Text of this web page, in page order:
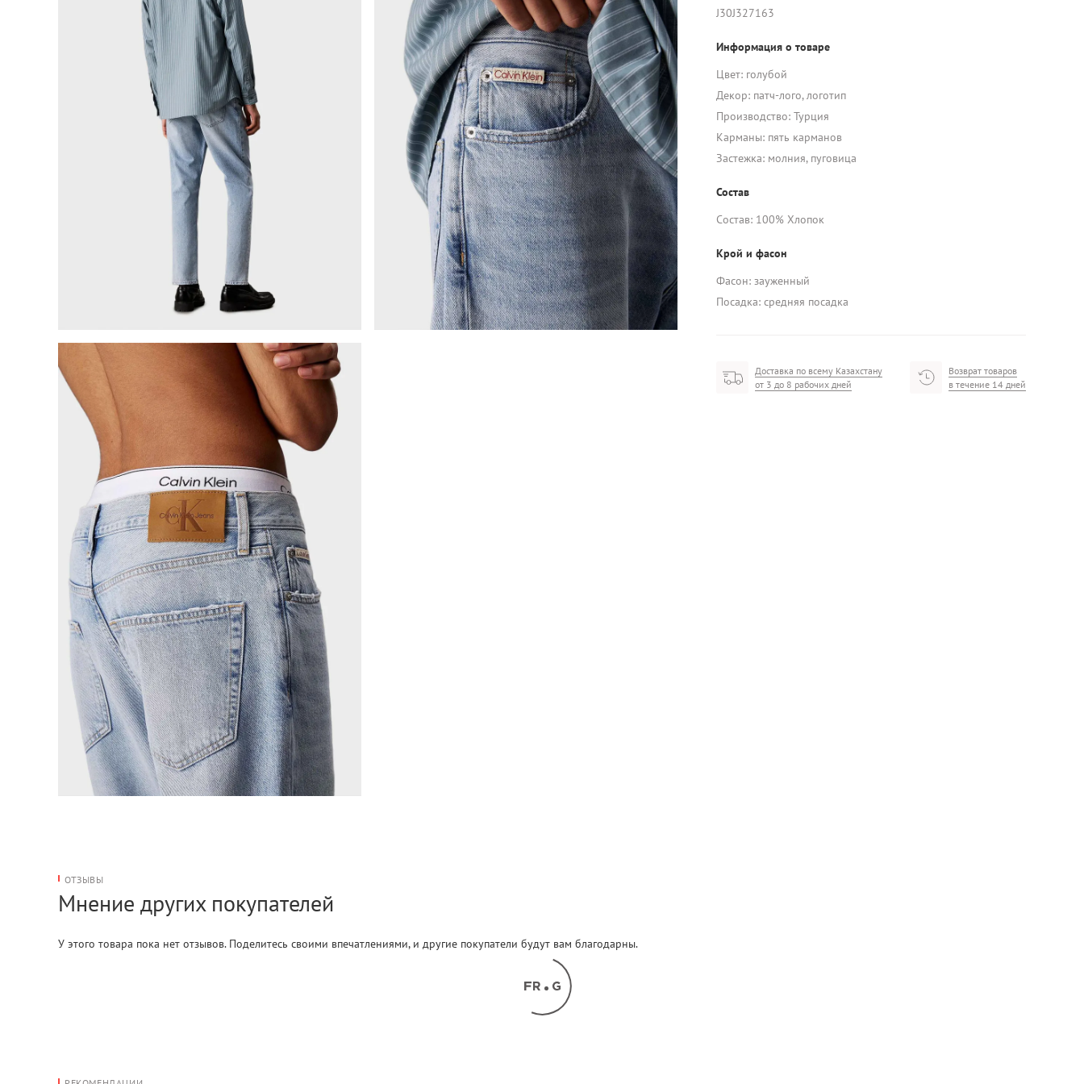
J30J327163
Информация о товаре
Цвет: голубой
Декор: патч-лого, логотип
Производство: Турция
Карманы: пять карманов
Застежка: молния, пуговица
Состав
Состав: 100% Хлопок
Крой и фасон
Фасон: зауженный
Посадка: средняя посадка
Доставка по всему Казахстану
от 3 до 8 рабочих дней
Возврат товаров
в течение 14 дней
ОТЗЫВЫ
Мнение других покупателей
У этого товара пока нет отзывов. Поделитесь своими впечатлениями, и другие покупатели будут вам благодарны.